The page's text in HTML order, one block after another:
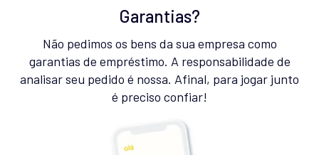
Garantias?
Não pedimos os bens da sua empresa como
garantias de empréstimo. A responsabilidade de
analisar seu pedido é nossa. Afinal, para jogar junto
é preciso confiar!